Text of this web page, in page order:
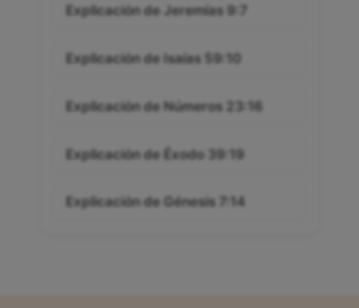
Explicación de Jeremías 9:7
Explicación de Isaías 59:10
Explicación de Números 23:16
Explicación de Éxodo 39:19
Explicación de Génesis 7:14